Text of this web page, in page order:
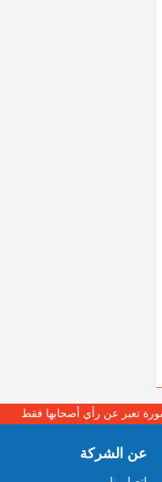
تعبر عن رأي أصحابها فقط
عن الشركة